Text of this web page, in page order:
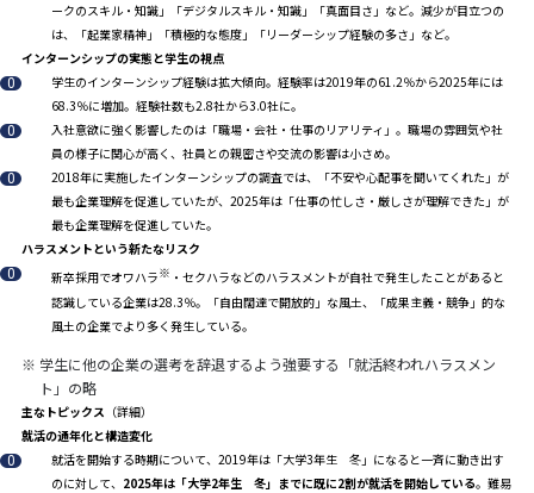
ークのスキル・知識」「デジタルスキル・知識」「真面目さ」など。減少が目立つの
は、「起業家精神」「積極的な態度」「リーダーシップ経験の多さ」など。
インターンシップの実態と学生の視点
学生のインターンシップ経験は拡大傾向。経験率は2019年の61.2％から2025年には
68.3％に増加。経験社数も2.8社から3.0社に。
入社意欲に強く影響したのは「職場・会社・仕事のリアリティ」。職場の雰囲気や社
員の様子に関心が高く、社員との親密さや交流の影響は小さめ。
2018年に実施したインターンシップの調査では、「不安や心配事を聞いてくれた」が
最も企業理解を促進していたが、2025年は「仕事の忙しさ・厳しさが理解できた」が
最も企業理解を促進していた。
ハラスメントという新たなリスク
新卒採用でオワハラ※ ・セクハラなどのハラスメントが自社で発生したことがあると
認識している企業は28.3％。「自由闊達で開放的」な風土、「成果主義・競争」的な
風土の企業でより多く発生している。
※ 学生に他の企業の選考を辞退するよう強要する「就活終われハラスメン
ト」の略
主なトピックス （詳細）
就活の通年化と構造変化
就活を開始する時期について、2019年は「大学3年生 冬」になると一斉に動き出す
のに対して、 2025年は「大学2年生 冬」までに既に2割が就活を開始している。難易